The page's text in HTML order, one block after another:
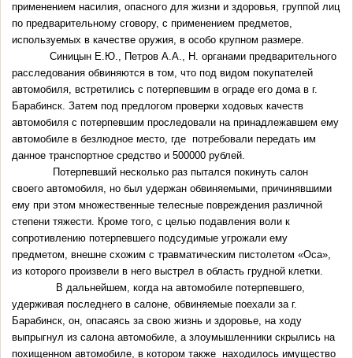
применением насилия, опасного для жизни и здоровья, группой лиц
по предварительному сговору, с применением предметов,
используемых в качестве оружия, в особо крупном размере.
Синицын Е.Ю., Петров А.А., Н. органами предварительного
расследования обвиняются в том, что под видом покупателей
автомобиля, встретились с потерпевшим в ограде его дома в г.
Барабинск. Затем под предлогом проверки ходовых качеств
автомобиля с потерпевшим проследовали на принадлежавшем ему
автомобиле в безлюдное место, где потребовали передать им
данное транспортное средство и 500000 рублей.
Потерпевший несколько раз пытался покинуть салон
своего автомобиля, но был удержан обвиняемыми, причинявшими
ему при этом множественные телесные повреждения различной
степени тяжести. Кроме того, с целью подавления воли к
сопротивлению потерпевшего подсудимые угрожали ему
предметом, внешне схожим с травматическим пистолетом «Оса»,
из которого произвели в него выстрел в область грудной клетки.
В дальнейшем, когда на автомобиле потерпевшего,
удерживая последнего в салоне, обвиняемые поехали за г.
Барабинск, он, опасаясь за свою жизнь и здоровье, на ходу
выпрыгнул из салона автомобиле, а злоумышленники скрылись на
похищенном автомобиле, в котором также находилось имущество